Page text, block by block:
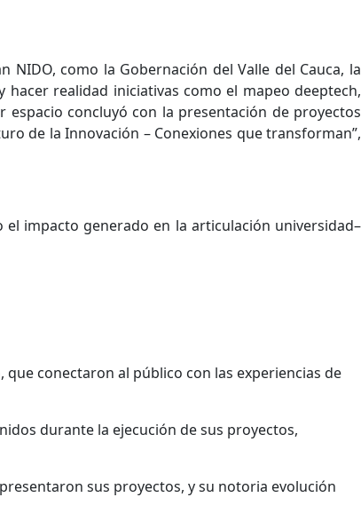
como la Gobernación del Valle del Cauca, la
realidad iniciativas como el mapeo deeptech,
espacio concluyó con la presentación de proyectos
de la Innovación – Conexiones que transforman”,
impacto generado en la articulación universidad–
que conectaron al público con las experiencias de
durante la ejecución de sus proyectos,
sus proyectos, y su notoria evolución